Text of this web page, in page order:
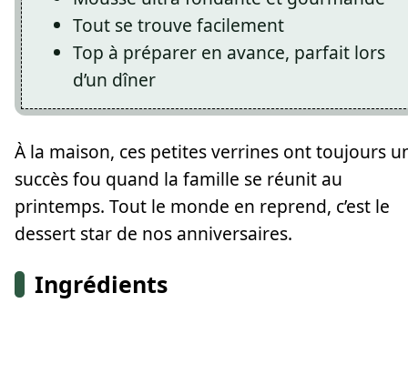
Tout se trouve facilement
Top à préparer en avance, parfait lors
d’un dîner
À la maison, ces petites verrines ont toujours
succès fou quand la famille se réunit au
printemps. Tout le monde en reprend, c’est le
dessert star de nos anniversaires.
Ingrédients